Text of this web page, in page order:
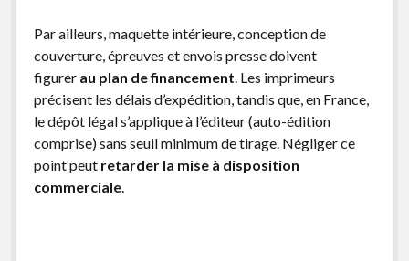
Par ailleurs, maquette intérieure, conception de
couverture, épreuves et envois presse doivent
figurer au plan de financement . Les imprimeurs
précisent les délais d’expédition, tandis que, en France,
le dépôt légal s’applique à l’éditeur (auto-édition
comprise) sans seuil minimum de tirage. Négliger ce
point peut retarder la mise à disposition
commerciale.